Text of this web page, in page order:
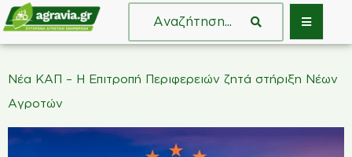
Νέα ΚΑΠ – Η Επιτροπή Περιφερειών ζητά στήριξη Νέων
Αγροτών